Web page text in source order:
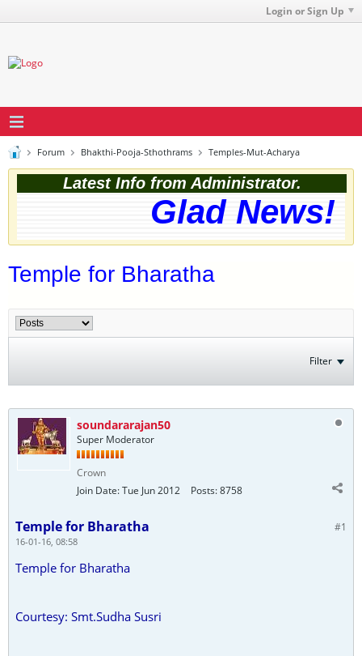
Login or Sign Up
Forum Bhakthi-Pooja-Sthothrams Temples-Mut-Acharya
Latest Info from Administrator.
Glad News!
Temple for Bharatha
Filter
soundararajan50
Super Moderator
Crown
Join Date:Tue Jun 2012 Posts:8758
#1
Temple for Bharatha
16-01-16, 08:58
Temple for Bharatha
Courtesy: Smt.Sudha Susri